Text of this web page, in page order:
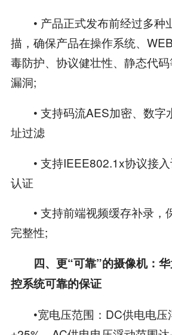
• 产品正式发布前经过多种
描，确保产品在操作系统、
毒防护、协议健壮性、静态代
漏洞;
• 支持码流AES加密、数字
址过滤
• 支持IEEE802.1x协议接入
认证
• 支持前端视频缓存补录，
完整性;
四、更“可靠”的摄像机：
控系统可靠的保证
•宽电压范围：DC供电电压